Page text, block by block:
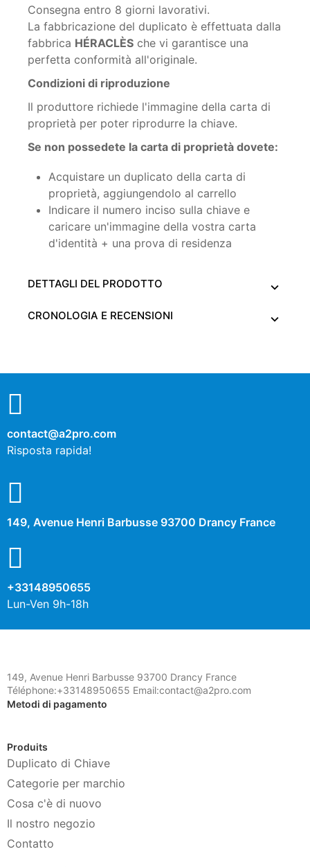
Consegna entro 8 giorni lavorativi.
La fabbricazione del duplicato è effettuata dalla
fabbrica HÉRACLÈS che vi garantisce una
perfetta conformità all'originale.
Condizioni di riproduzione
Il produttore richiede l'immagine della carta di
proprietà per poter riprodurre la chiave.
Se non possedete la carta di proprietà dovete:
Acquistare un duplicato della carta di
proprietà, aggiungendolo al carrello
Indicare il numero inciso sulla chiave e
caricare un'immagine della vostra carta
d'identità + una prova di residenza
DETTAGLI DEL PRODOTTO
CRONOLOGIA E RECENSIONI
contact@a2pro.com
Risposta rapida!
149, Avenue Henri Barbusse 93700 Drancy France
+33148950655
Lun-Ven 9h-18h
149, Avenue Henri Barbusse 93700 Drancy France
Téléphone:+33148950655 Email:contact@a2pro.com
Metodi di pagamento
Produits
Duplicato di Chiave
Categorie per marchio
Cosa c'è di nuovo
Il nostro negozio
Contatto